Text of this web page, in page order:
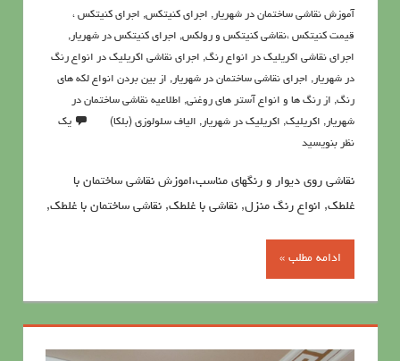
آموزش نقاشی ساختمان در شهریار, اجرای کنیتکس, اجرای کنیتکس ،
قیمت کنیتکس ،نقاشي كنيتكس و رولكس, اجرای کنیتکس در شهریار,
اجرای نقاشی اکریلیک در انواع رنگ, اجرای نقاشی اکریلیک در انواع رنگ
در شهریار, اجرای نقاشی ساختمان در شهریار, از بین بردن انواع لکه های
رنگ, از رنگ ها و انواع آستر های روغنی, اطلاعيه نقاشی ساختمان در
شهریار, اکريليک, اکريليک در شهریار, الیاف سلولوزی (بلکا)
یک
نظر بنویسید
نقاشی روی دیوار و رنگهای مناسب،اموزش نقاشی ساختمان با
غلطک, انواع رنگ منزل, نقاشی با غلطک, نقاشي ساختمان با غلطك,
ادامه مطلب »